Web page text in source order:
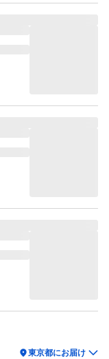
location_on東京都にお届け